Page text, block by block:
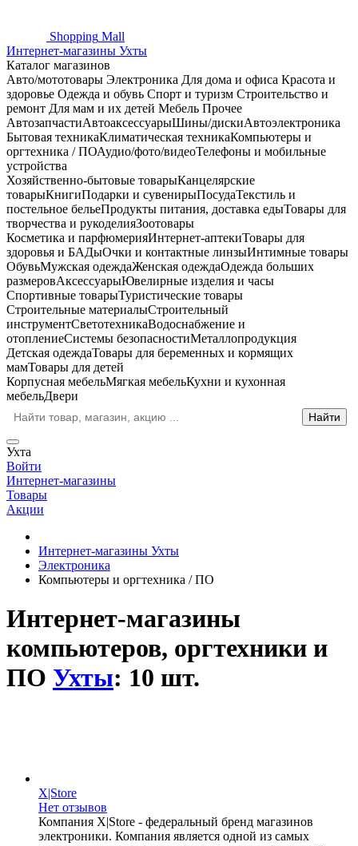
Shopping Mall
Интернет-магазины Ухты
Каталог магазинов
Авто/мототовары Электроника Для дома и офиса Красота и
здоровье Одежда и обувь Спорт и туризм Строительство и
ремонт Для мам и их детей Мебель Прочее
АвтозапчастиАвтоаксессуарыШины/дискиАвтоэлектроника
Бытовая техникаКлиматическая техникаКомпьютеры и
оргтехника / ПОАудио/фото/видеоТелефоны и мобильные
устройства
Хозяйственно-бытовые товарыКанцелярские
товарыКнигиПодарки и сувенирыПосудаТекстиль и
постельное бельеПродукты питания, доставка едыТовары для
творчества и рукоделияЗоотовары
Косметика и парфюмерияИнтернет-аптекиТовары для
здоровья и БАДыОчки и контактные линзыИнтимные товары
ОбувьМужская одеждаЖенская одеждаОдежда больших
размеровАксессуарыЮвелирные изделия и часы
Спортивные товарыТуристические товары
Строительные материалыСтроительный
инструментСветотехникаВодоснабжение и
отоплениеСистемы безопасностиМеталлопродукция
Детская одеждаТовары для беременных и кормящих
мамТовары для детей
Корпусная мебельМягкая мебельКухни и кухонная
мебельДвери
Ухта
Войти
Интернет-магазины
Товары
Акции
Интернет-магазины Ухты
Электроника
Компьютеры и оргтехника / ПО
Интернет-магазины
компьютеров, оргтехники и
ПО Ухты: 10 шт.
X|Store
Нет отзывов
Компания X|Store - федеральный бренд магазинов
электроники. Компания является одной из самых